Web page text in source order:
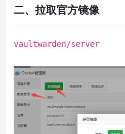
二、拉取官方镜像
vaultwarden/server